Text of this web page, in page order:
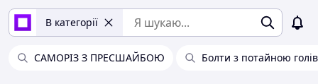
В категорії
САМОРІЗ З ПРЕСШАЙБОЮ Болти з потайною